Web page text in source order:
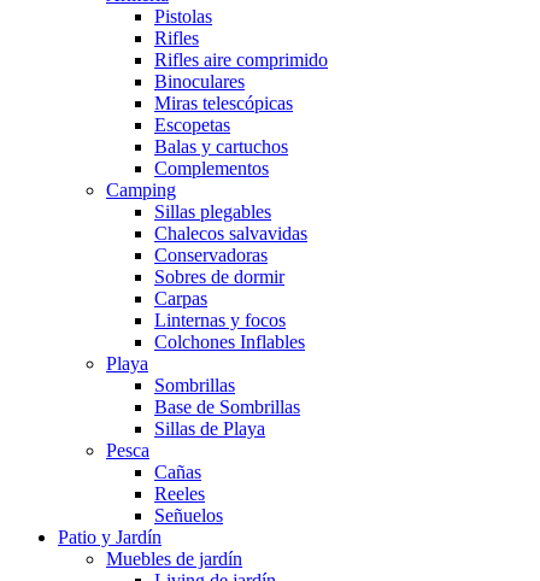
Pistolas
Rifles
Rifles aire comprimido
Binoculares
Miras telescópicas
Escopetas
Balas y cartuchos
Complementos
Camping
Sillas plegables
Chalecos salvavidas
Conservadoras
Sobres de dormir
Carpas
Linternas y focos
Colchones Inflables
Playa
Sombrillas
Base de Sombrillas
Sillas de Playa
Pesca
Cañas
Reeles
Señuelos
Patio y Jardín
Muebles de jardín